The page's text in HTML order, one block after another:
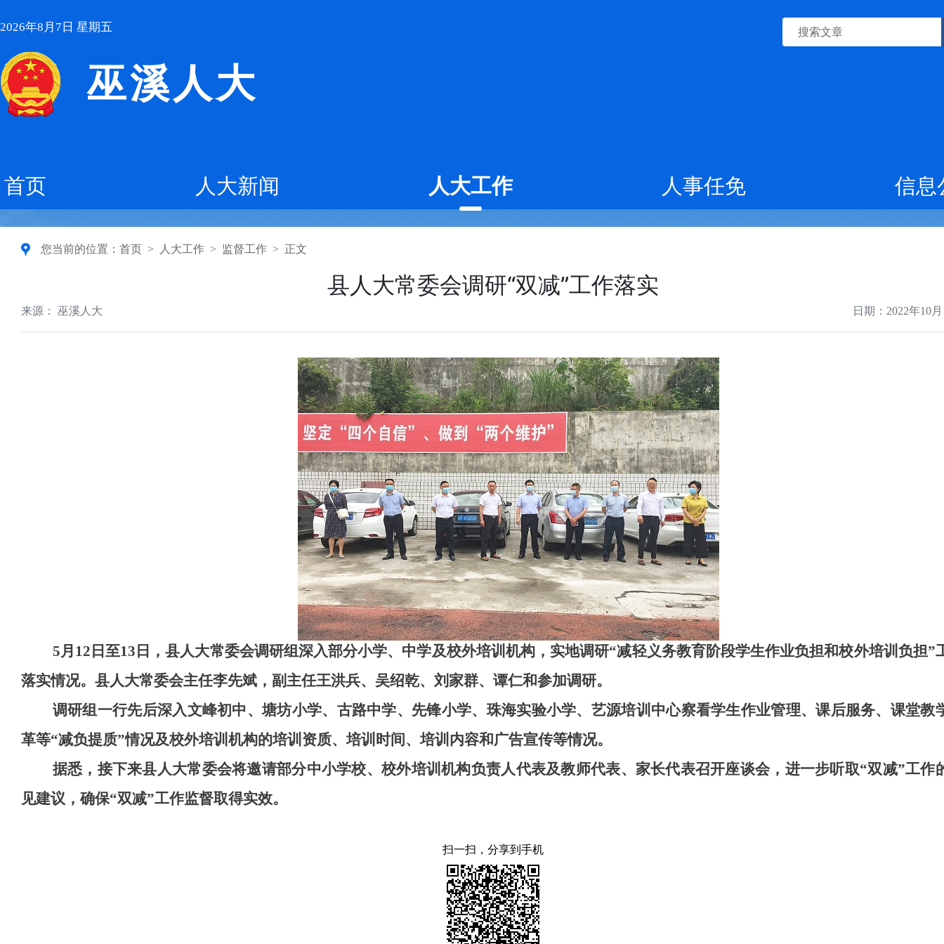
2026年8月7日 星期五
巫溪人大
首页 人大新闻 人大工作 人事任免 信息
您当前的位置： 首页 > 人大工作 > 监督工作 > 正文
县人大常委会调研“双减”工作落实
来源： 巫溪人大 日期：2022年10
5月12日至13日，县人大常委会调研组深入部分小学、中学及校外培训机构，实地调研“减轻义务教育阶段学生作业负担和校外培训负担”
落实情况。县人大常委会主任李先斌，副主任王洪兵、吴绍乾、刘家群、谭仁和参加调研。
调研组一行先后深入文峰初中、塘坊小学、古路中学、先锋小学、珠海实验小学、艺源培训中心察看学生作业管理、课后服务、课堂教
革等“减负提质”情况及校外培训机构的培训资质、培训时间、培训内容和广告宣传等情况。
据悉，接下来县人大常委会将邀请部分中小学校、校外培训机构负责人代表及教师代表、家长代表召开座谈会，进一步听取“双减”工作
见建议，确保“双减”工作监督取得实效。
扫一扫，分享到手机